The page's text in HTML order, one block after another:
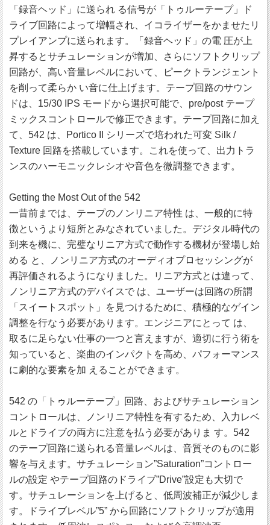
「録音ヘッド」に送られ る信号が「トゥルーテープ」ド
ライブ回路によって増幅され、イコライザーをかませたリ
プレイアンプに送られます。「録音ヘッド」の電 圧が上
昇するとサチュレーションが増加、さらにソフトクリップ
回路が、高い音量レベルにおいて、ピークトランジェント
を削って柔らか い音に仕上げます。テープ回路のサウン
ドは、15/30 IPS モードから選択可能で、pre/post テープ
ミックスコントロールで修正できます。テープ回路に加え
て、542 は、Portico II シリーズで培われた可変 Silk /
Texture 回路を搭載しています。これを使って、出力トラ
ンスのハーモニックレシオや音色を微調整できます。
Getting the Most Out of the 542
一昔前までは、テープのノンリニア特性 は、一般的に特
徴というより短所とみなされていました。デジタル時代の
到来を機に、完璧なリニア方式で動作する機材が登場し始
める と、ノンリニア方式のオーディオプロセッシングが
再評価されるようになりました。リニア方式とは違って、
ノンリニア方式のデバイスで は、ユーザーは回路の所謂
「スイートスポット」を見つけるために、積極的なゲイン
調整を行なう必要があります。エンジニアにとって は、
取るに足らない仕事の一つと言えますが、適切に行う術を
知っていると、楽曲のインパクトを高め、パフォーマンス
に劇的な要素を加 えることができます。
542 の「トゥルーテープ」回路、およびサチュレーション
コントロールは、ノンリニア特性を有するため、入力レベ
ルとドライブの両方に注意を払う必要がありま す。542
のテープ回路に送られる音量レベルは、音質そのものに影
響を与えます。サチュレーション”Saturation”コントロー
ルの設定 やテープ回路のドライブ”Drive”設定も大切で
す。サチュレーションを上げると、低周波補正が減少しま
す。ドライブレベル”5” から回路にソフトクリップが適用